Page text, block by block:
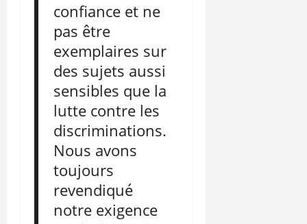
confiance et ne
pas être
exemplaires sur
des sujets aussi
sensibles que la
lutte contre les
discriminations.
Nous avons
toujours
revendiqué
notre exigence